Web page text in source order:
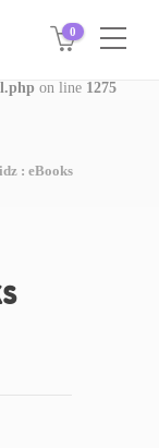
on line 1275
0
: eBooks